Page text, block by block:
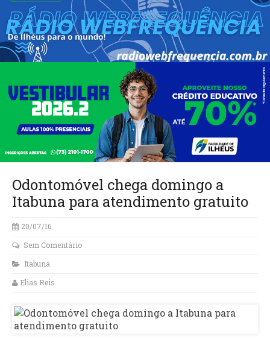
Odontomóvel chega domingo a
Itabuna para atendimento gratuito
20/07/16
Sem Comentário
Itabuna
Elias Reis